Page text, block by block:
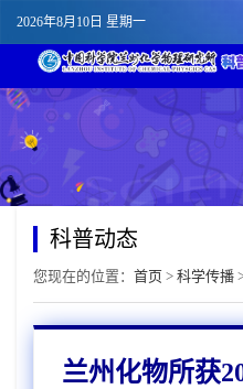
2026年8月10日 星期一
科普动态
您现在的位置： 首页 > 科学传播
兰州化物所获